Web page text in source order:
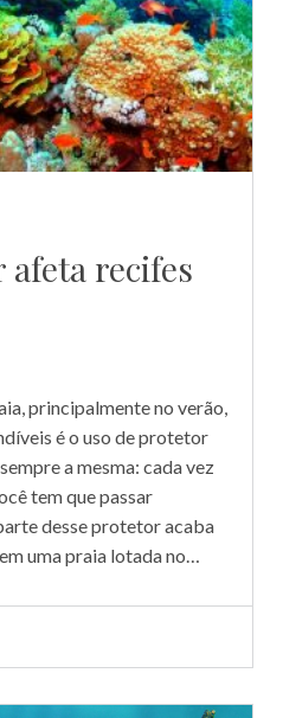
recifes
principalmente no verão,
é o uso de protetor
a mesma: cada vez
tem que passar
desse protetor acaba
uma praia lotada no…